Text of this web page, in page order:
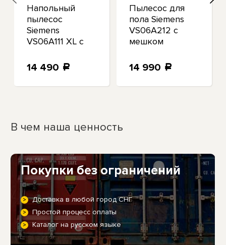
Напольный
пылесос
Siemens
VS06A111 XL с
сбора пыли и
фильтром
14 490 a
Пылесос для
пола Siemens
VS06A212 с
мешком
радиус
дБ
14 990 a
В чем наша ценность
Покупки без ограничений
Доставка в любой город СНГ
Простой процесс оплаты
Каталог на русском языке